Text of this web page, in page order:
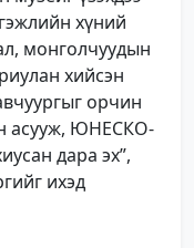
хүний
монголчуудын
хийсэн
орчин
асууж, ЮНЕСКО-
дара эх”,
ихэд